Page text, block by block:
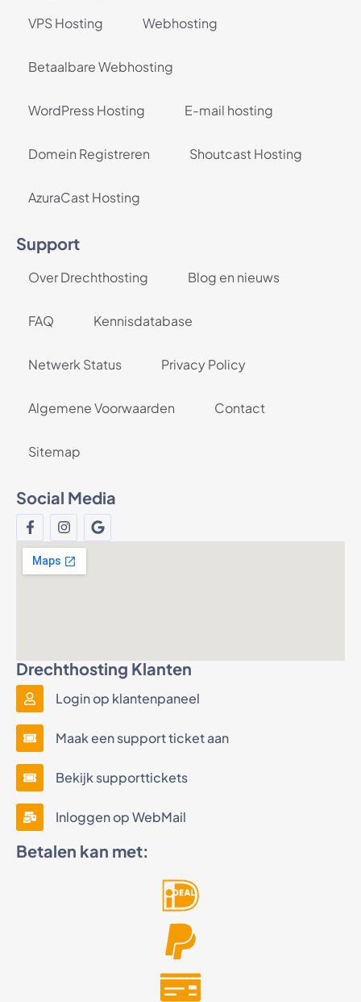
VPS Hosting Webhosting
Betaalbare Webhosting
WordPress Hosting E-mail hosting
Domein Registreren Shoutcast Hosting
AzuraCast Hosting
Support
Over Drechthosting Blog en nieuws
FAQ Kennisdatabase
Netwerk Status Privacy Policy
Algemene Voorwaarden Contact
Sitemap
Social Media
Drechthosting Klanten
Login op klantenpaneel
Maak een support ticket aan
Bekijk supporttickets
Inloggen op WebMail
Betalen kan met: